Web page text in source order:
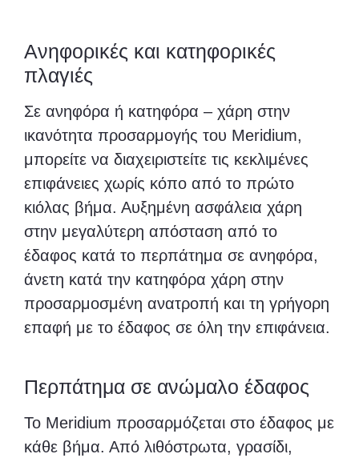
Ανηφορικές και κατηφορικές
πλαγιές
Σε ανηφόρα ή κατηφόρα – χάρη στην
ικανότητα προσαρμογής του Meridium,
μπορείτε να διαχειριστείτε τις κεκλιμένες
επιφάνειες χωρίς κόπο από το πρώτο
κιόλας βήμα. Αυξημένη ασφάλεια χάρη
στην μεγαλύτερη απόσταση από το
έδαφος κατά το περπάτημα σε ανηφόρα,
άνετη κατά την κατηφόρα χάρη στην
προσαρμοσμένη ανατροπή και τη γρήγορη
επαφή με το έδαφος σε όλη την επιφάνεια.
Περπάτημα σε ανώμαλο έδαφος
Το Meridium προσαρμόζεται στο έδαφος με
κάθε βήμα. Από λιθόστρωτα, γρασίδι,